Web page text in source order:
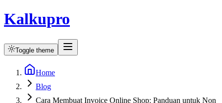
Kalkupro
Toggle theme
Home
Blog
Cara Membuat Invoice Online Shop: Panduan untuk Non